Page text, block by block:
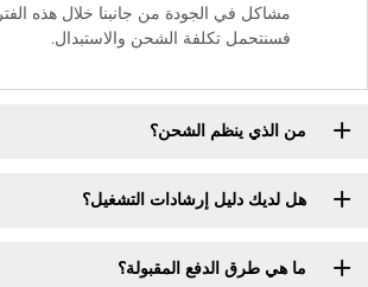
مشاكل في الجودة من جانبنا خلال هذه
فسنتحمل تكلفة الشحن والاستبدال.
من الذي ينظم الشحن؟
هل لديك دليل إرشادات التشغيل؟
ما هي طرق الدفع المقبولة؟